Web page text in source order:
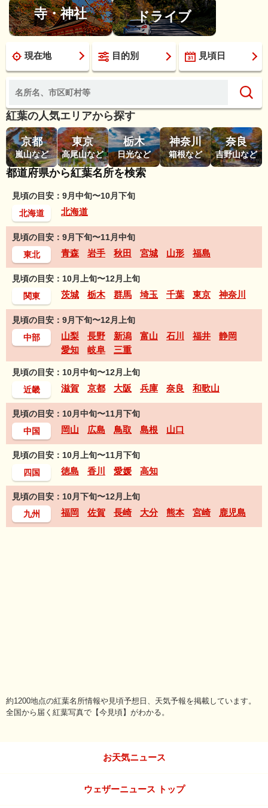
寺・神社 ドライブ
現在地 目的別 見頃日
紅葉の人気エリアから探す
京都
嵐山など
東京
高尾山など
栃木
日光など
神奈川
箱根など
奈良
吉野山など
都道府県から紅葉名所を検索
見頃の目安：9月中旬〜10月下旬
北海道
北海道
見頃の目安：9月下旬〜11月中旬
東北
青森 岩手 秋田 宮城 山形 福島
見頃の目安：10月上旬〜12月上旬
関東
茨城 栃木 群馬 埼玉 千葉 東京 神奈川
見頃の目安：9月下旬〜12月上旬
中部
山梨 長野 新潟 富山 石川 福井
静岡
愛知
岐阜 三重
見頃の目安：10月中旬〜12月上旬
近畿
滋賀 京都 大阪 兵庫 奈良 和歌山
見頃の目安：10月中旬〜11月下旬
中国
岡山 広島 鳥取 島根 山口
見頃の目安：10月上旬〜11月下旬
四国
徳島 香川 愛媛 高知
見頃の目安：10月下旬〜12月上旬
九州
福岡 佐賀 長崎 大分 熊本 宮崎 鹿児島
約1200地点の紅葉名所情報や見頃予想日、天気予報を掲載しています。
全国から届く紅葉写真で【今見頃】がわかる。
お天気ニュース
ウェザーニュース トップ